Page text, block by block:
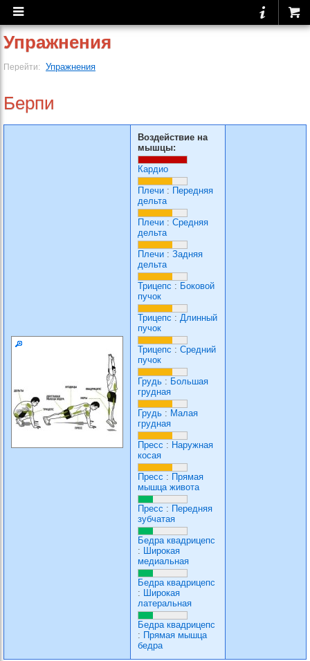
Упражнения
Перейти: Упражнения
Берпи
Воздействие на
мышцы:
Кардио
Плечи : Передняя
дельта
Плечи : Средняя
дельта
Плечи : Задняя
дельта
Трицепс : Боковой
пучок
Трицепс : Длинный
пучок
Трицепс : Средний
пучок
Грудь : Большая
грудная
Грудь : Малая
грудная
Пресс : Наружная
косая
Пресс : Прямая
мышца живота
Пресс : Передняя
зубчатая
Бедра квадрицепс
: Широкая
медиальная
Бедра квадрицепс
: Широкая
латеральная
Бедра квадрицепс
: Прямая мышца
бедра